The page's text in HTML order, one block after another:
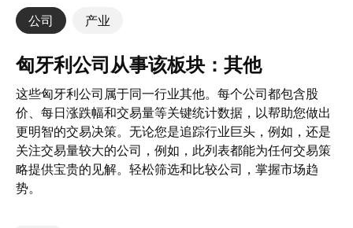
公司 产业
匈牙利公司从事该板块：其他
这些匈牙利公司属于同一行业其他。每个公司都包含股
价、每日涨跌幅和交易量等关键统计数据，以帮助您做出
更明智的交易决策。无论您是追踪行业巨头，例如，还是
关注交易量较大的公司，例如，此列表都能为任何交易策
略提供宝贵的见解。轻松筛选和比较公司，掌握市场趋
势。